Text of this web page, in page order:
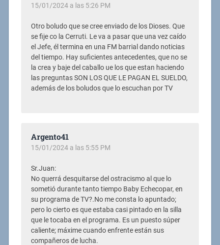
15/01/2024 a las 5:26 PM
Otro boludo que se cree enviado de los Dioses. Que
se fije co la Cerruti. Le va a pasar que una vez caído
el Jefe, él termina en una FM barrial dando noticias
del tiempo. Hay suficientes antecedentes, que no se
la crea y baje del caballo ue los que estan haciendo
las preguntas SON LOS QUE LE PAGAN EL SUELDO,
además de los boludos que lo escuchan por TV
Argento41
15/01/2024 a las 5:55 PM
Sr.Juan:
No querrá desquitarse del ostracismo al que lo
sometió durante tanto tiempo Baby Echecopar, en
su programa de TV?.No me consta lo apuntado;
pero lo cierto es que estaba casi pintado en la silla
que le tocaba en el programa. Es un puesto súper
caliente; máxime cuando enfrente están sus
compañeros de lucha.